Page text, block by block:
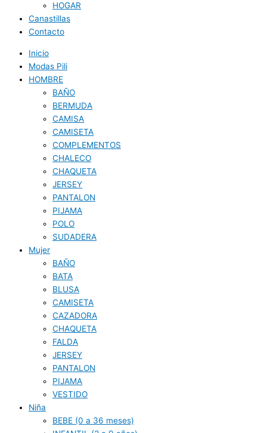
HOGAR
Canastillas
Contacto
Inicio
Modas Pili
HOMBRE
BAÑO
BERMUDA
CAMISA
CAMISETA
COMPLEMENTOS
CHALECO
CHAQUETA
JERSEY
PANTALON
PIJAMA
POLO
SUDADERA
Mujer
BAÑO
BATA
BLUSA
CAMISETA
CAZADORA
CHAQUETA
FALDA
JERSEY
PANTALON
PIJAMA
VESTIDO
Niña
BEBE (0 a 36 meses)